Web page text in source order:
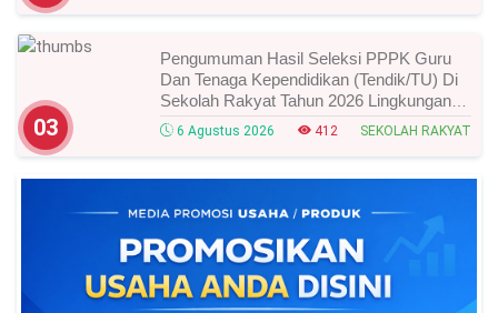
03
Pengumuman Hasil Seleksi PPPK Guru
Dan Tenaga Kependidikan (Tendik/TU) Di
Sekolah Rakyat Tahun 2026 Lingkungan
Kementerian Sosial RI, Ini Daftar Nama
Peserta Yang Lolos!
6 Agustus 2026 412 SEKOLAH RAKYAT